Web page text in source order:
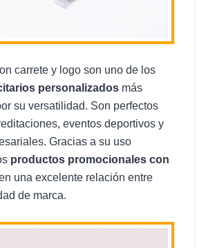
carrete y logo son uno de los
personalizados más
su versatilidad. Son perfectos
eventos deportivos y
Gracias a su uso
productos promocionales con
una excelente relación entre
de marca.